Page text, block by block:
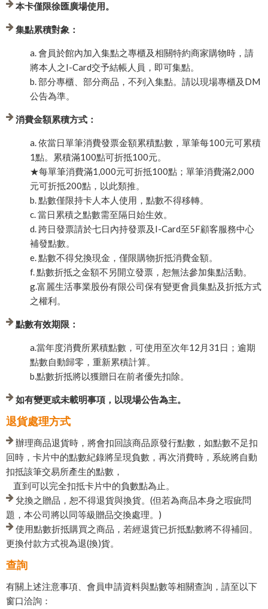
本卡僅限徐匯廣場使用。
集點累積對象：
a. 會員於館內加入集點之專櫃及相關特約商家購物時，請
將本人之I-Card交予結帳人員，即可集點。
b. 部分專櫃、部分商品，不列入集點。請以現場專櫃及DM
公告為準。
消費金額累積方式：
a. 依當日單筆消費發票金額累積點數，單筆每100元可累積
1點。累積滿100點可折抵100元。
★每單筆消費滿1,000元可折抵100點；單筆消費滿2,000
元可折抵200點，以此類推。
b. 點數僅限持卡人本人使用，點數不得移轉。
c. 當日累積之點數需至隔日始生效。
d. 跨日發票請於七日內持發票及I-Card至5F顧客服務中心
補發點數。
e. 點數不得兌換現金，僅限購物折抵消費金額。
f. 點數折抵之金額不另開立發票，恕無法參加集點活動。
g.富麗生活事業股份有限公司保有變更會員集點及折抵方式
之權利。
點數有效期限：
a.當年度消費所累積點數，可使用至次年12月31日；逾期
點數自動歸零，重新累積計算。
b.點數折抵將以獲贈日在前者優先扣除。
如有變更或未載明事項，以現場公告為主。
退貨處理方式
辦理商品退貨時，將會扣回該商品原發行點數，如點數不足扣
回時，卡片中的點數紀錄將呈現負數，再次消費時，系統將自動
扣抵該筆交易所產生的點數，
直到可以完全扣抵卡片中的負數點為止。
兌換之贈品，恕不得退貨與換貨。(但若為商品本身之瑕疵問
題，本公司將以同等級贈品交換處理。)
使用點數折抵購買之商品，若經退貨已折抵點數將不得補回。
更換付款方式視為退(換)貨。
查詢
有關上述注意事項、會員申請資料與點數等相關查詢，請至以下
窗口洽詢：